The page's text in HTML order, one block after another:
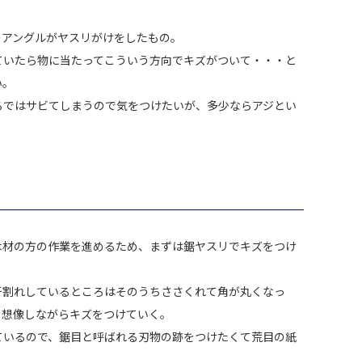
ングルがヤスリがけをしたもの。
たら物に当たってこういう方向でキズがついて・・・と
はサビてしまうので気をつけたいが、多少ならアジとい
の方の作業を進めるため、まずは鋸ヤスリでキズをつけ
れしているところはそのうちささくれて角が丸くなっ
像しながらキズをつけていく。
るので、鋸目と呼ばれる刃物の跡をつけたくて荒目の紙